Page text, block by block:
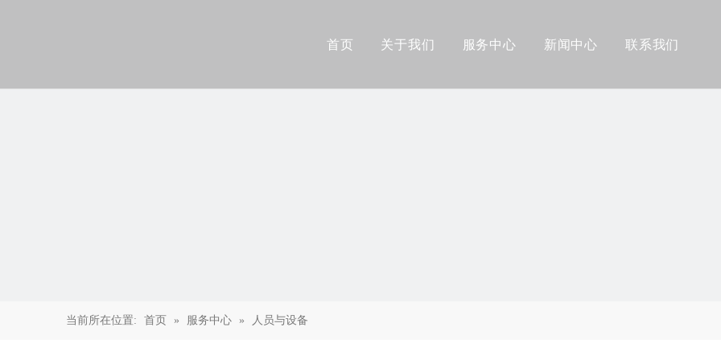
首页 关于我们 服务中心 新闻中心 联系我们
当前所在位置: 首页 » 服务中心 » 人员与设备